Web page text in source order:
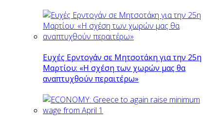
Ευχές Ερντογάν σε Μητσοτάκη για την 25η
Μαρτίου: «Η σχέση των χωρών μας θα
αναπτυχθούν περαιτέρω»